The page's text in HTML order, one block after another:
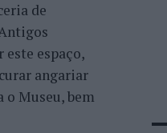
de
espaço,
angariar
o Museu, bem